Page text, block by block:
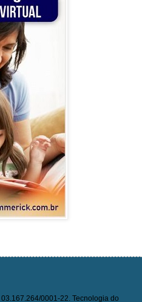
0001-22. Tecnologia do